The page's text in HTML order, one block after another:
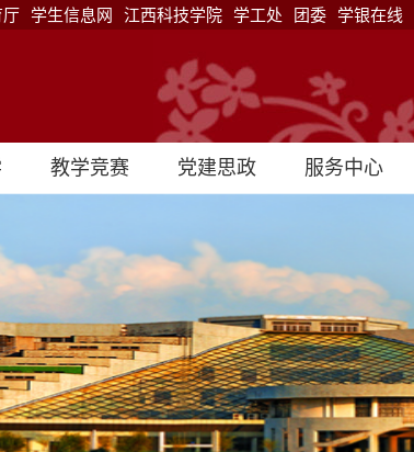
厅 学生信息网 江西科技学院 学工处 团委 学银在线
教学竞赛 党建思政 服务中心